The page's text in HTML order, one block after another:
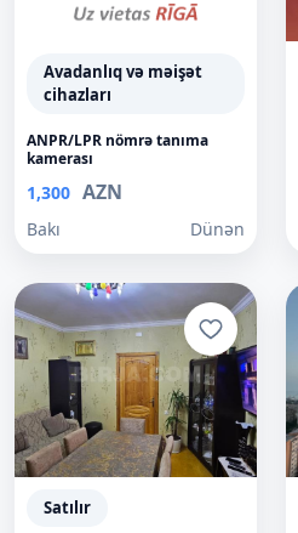
Avadanlıq və məişət
cihazları
ANPR/LPR nömrə tanıma
kamerası
1,300 AZN
Bakı Dünən
Satılır